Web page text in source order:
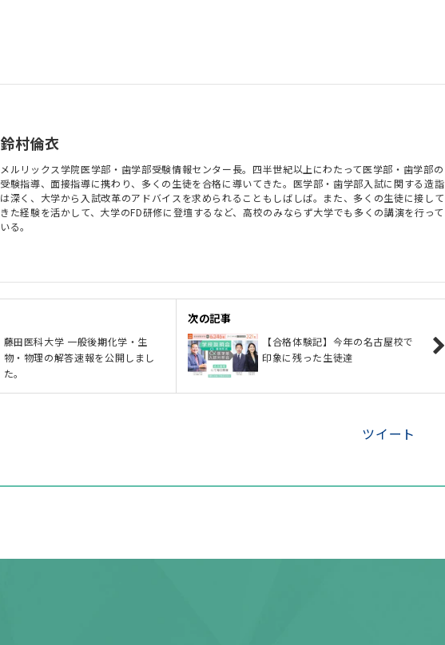
鈴村倫衣
メルリックス学院医学部・歯学部受験情報センター長。四半世紀以上にわたって医学部・歯学部の
受験指導、面接指導に携わり、多くの生徒を合格に導いてきた。医学部・歯学部入試に関する造詣
は深く、大学から入試改革のアドバイスを求められることもしばしば。また、多くの生徒に接して
きた経験を活かして、大学のFD研修に登壇するなど、高校のみならず大学でも多くの講演を行って
いる。
藤田医科大学 一般後期化学・生
物・物理の解答速報を公開しまし
た。
次の記事
【合格体験記】今年の名古屋校で
印象に残った生徒達
ツイート